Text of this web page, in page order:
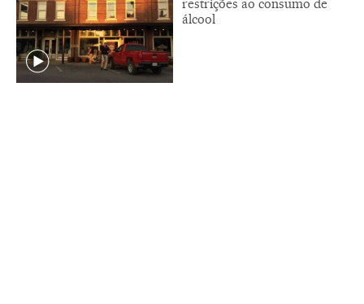
restrições ao consumo de
álcool